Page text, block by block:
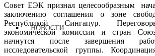
НОВОСТИ
Совет ЕЭК признал целесообразным
заключению соглашения о зоне
Республикой Сингапур.
экономической комиссии и стран
начнутся после завершения
исследовательской группы.